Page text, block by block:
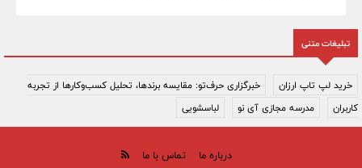
تبلیغات متنی
خرید لپ تاپ ارزان
خبرگزاری حرف‌تو: مقایسه برندها، تحلیل کسب‌وکارها از تجربه
کاربران
مدرسه مجازی آی نو لباسشویی
درباره ما تماس با ما